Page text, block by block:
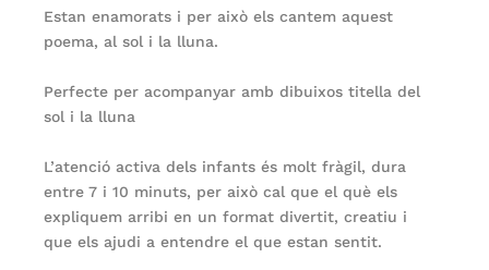
Estan enamorats i per això els cantem aquest
poema, al sol i la lluna.
Perfecte per acompanyar amb dibuixos titella del
sol i la lluna
L’atenció activa dels infants és molt fràgil, dura
entre 7 i 10 minuts, per això cal que el què els
expliquem arribi en un format divertit, creatiu i
que els ajudi a entendre el que estan sentit.